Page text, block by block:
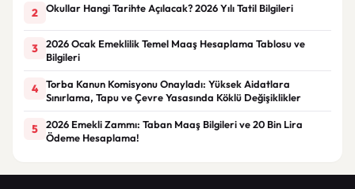
2 Okullar Hangi Tarihte Açılacak? 2026 Yılı Tatil Bilgileri
3
2026 Ocak Emeklilik Temel Maaş Hesaplama Tablosu ve
Bilgileri
4
Torba Kanun Komisyonu Onayladı: Yüksek Aidatlara
Sınırlama, Tapu ve Çevre Yasasında Köklü Değişiklikler
5
2026 Emekli Zammı: Taban Maaş Bilgileri ve 20 Bin Lira
Ödeme Hesaplama!